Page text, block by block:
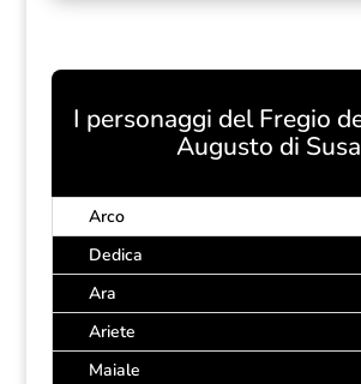
I personaggi del Fregio
Augusto di Susa
Arco
Dedica
Ara
Ariete
Maiale